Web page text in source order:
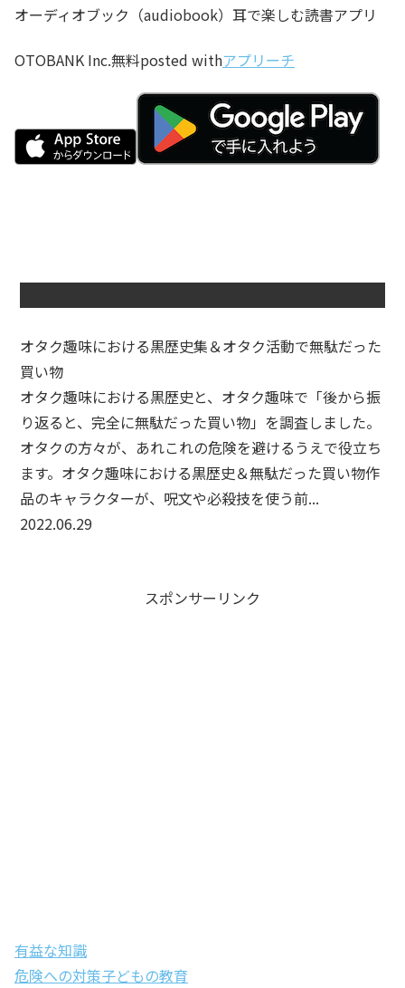
オーディオブック（audiobook）耳で楽しむ読書アプリ
OTOBANK Inc.無料posted withアプリーチ
オタク趣味における黒歴史集＆オタク活動で無駄だった
買い物
オタク趣味における黒歴史と、オタク趣味で「後から振
り返ると、完全に無駄だった買い物」を調査しました。
オタクの方々が、あれこれの危険を避けるうえで役立ち
ます。オタク趣味における黒歴史＆無駄だった買い物作
品のキャラクターが、呪文や必殺技を使う前...
2022.06.29
スポンサーリンク
有益な知識
危険への対策子どもの教育